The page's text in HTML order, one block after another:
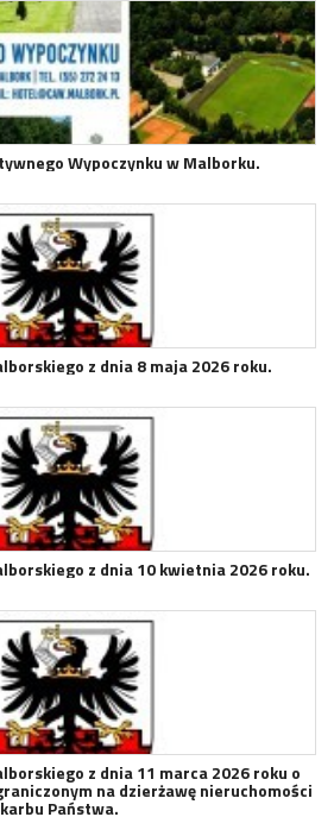
Wypoczynku w Malborku.
z dnia 8 maja 2026 roku.
z dnia 10 kwietnia 2026 roku.
z dnia 11 marca 2026 roku o
na dzierżawę nieruchomości
Państwa.